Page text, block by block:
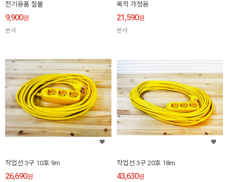
전기용품 철물
9,900원
본사
목적 가정용
21,590원
본사
작업선 3구 10호 9m
26,690원
작업선 3구 20호 18m
43,630원